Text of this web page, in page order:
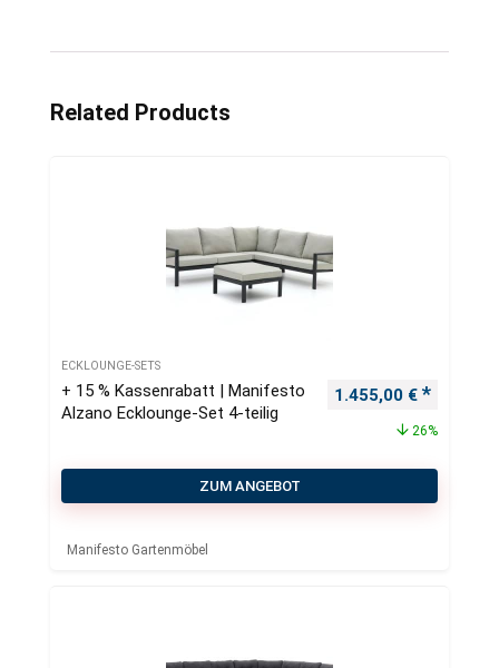
Related Products
ECKLOUNGE-SETS
+ 15 % Kassenrabatt | Manifesto
Alzano Ecklounge-Set 4-teilig
Ursprünglicher
1.455,00 €
26%
ZUM ANGEBOT
Manifesto Gartenmöbel